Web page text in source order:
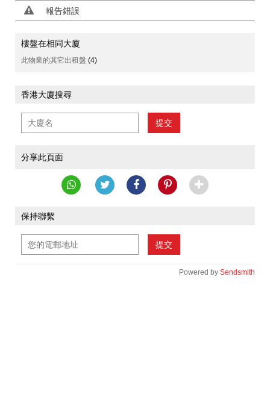
報告錯誤
樓盤在相同大廈
此物業的其它出租盤 (4)
香港大廈搜尋
提交
分享此頁面
保持聯繫
提交
Powered by Sendsmith